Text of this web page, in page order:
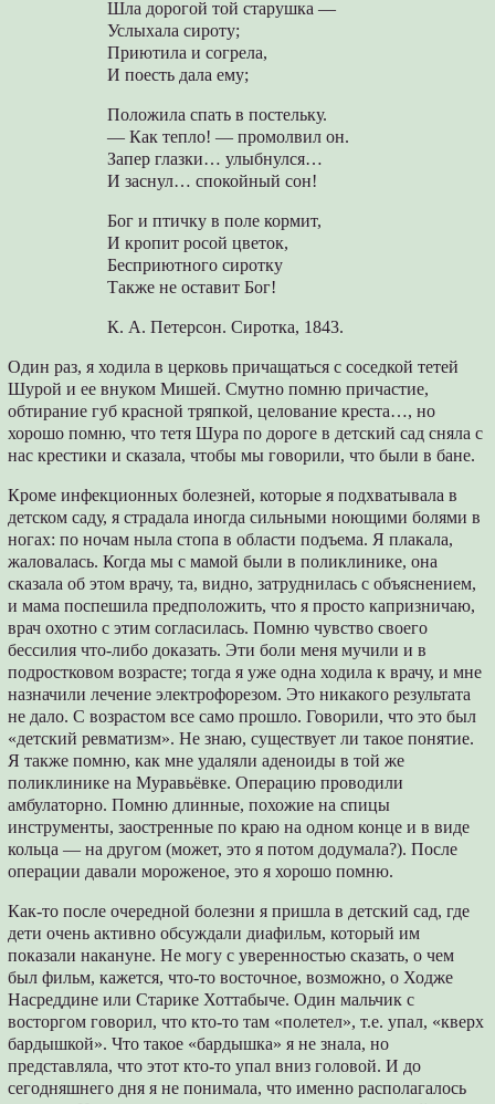
Шла дорогой той старушка —
Услыхала сироту;
Приютила и согрела,
И поесть дала ему;
Положила спать в постельку.
— Как тепло! — промолвил он.
Запер глазки… улыбнулся…
И заснул… спокойный сон!
Бог и птичку в поле кормит,
И кропит росой цветок,
Бесприютного сиротку
Также не оставит Бог!
К. А. Петерсон. Сиротка, 1843.
Один раз, я ходила в церковь причащаться с соседкой тетей
Шурой и ее внуком Мишей. Смутно помню причастие,
обтирание губ красной тряпкой, целование креста…, но
хорошо помню, что тетя Шура по дороге в детский сад сняла с
нас крестики и сказала, чтобы мы говорили, что были в бане.
Кроме инфекционных болезней, которые я подхватывала в
детском саду, я страдала иногда сильными ноющими болями в
ногах: по ночам ныла стопа в области подъема. Я плакала,
жаловалась. Когда мы с мамой были в поликлинике, она
сказала об этом врачу, та, видно, затруднилась с объяснением,
и мама поспешила предположить, что я просто капризничаю,
врач охотно с этим согласилась. Помню чувство своего
бессилия что-либо доказать. Эти боли меня мучили и в
подростковом возрасте; тогда я уже одна ходила к врачу, и мне
назначили лечение электрофорезом. Это никакого результата
не дало. С возрастом все само прошло. Говорили, что это был
«детский ревматизм». Не знаю, существует ли такое понятие.
Я также помню, как мне удаляли аденоиды в той же
поликлинике на Муравьёвке. Операцию проводили
амбулаторно. Помню длинные, похожие на спицы
инструменты, заостренные по краю на одном конце и в виде
кольца ― на другом (может, это я потом додумала?). После
операции давали мороженое, это я хорошо помню.
Как-то после очередной болезни я пришла в детский сад, где
дети очень активно обсуждали диафильм, который им
показали накануне. Не могу с уверенностью сказать, о чем
был фильм, кажется, что-то восточное, возможно, о Ходже
Насреддине или Старике Хоттабыче. Один мальчик с
восторгом говорил, что кто-то там «полетел», т.е. упал, «кверх
бардышкой». Что такое «бардышка» я не знала, но
представляла, что этот кто-то упал вниз головой. И до
сегодняшнего дня я не понимала, что именно располагалось